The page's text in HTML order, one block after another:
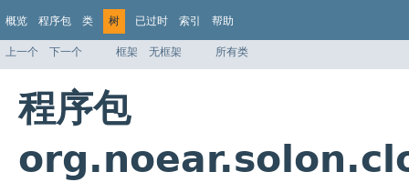
概览 程序包 类 树 已过时 索引 帮助
上一个 下一个 框架 无框架 所有类
程序包